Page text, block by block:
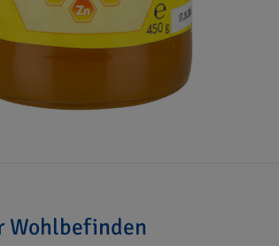
Wohlbefinden